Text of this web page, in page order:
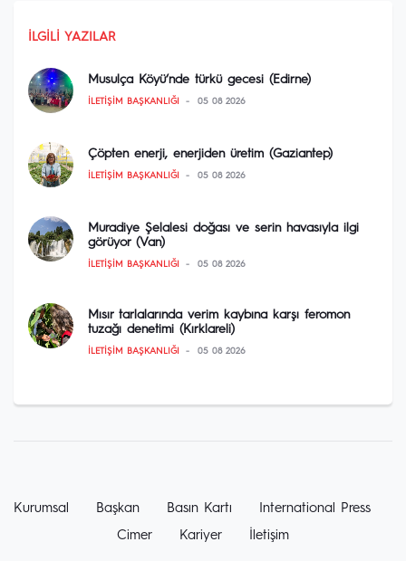
İLGILI YAZILAR
Musulça Köyü‘nde türkü gecesi (Edirne)
İLETIŞIM BAŞKANLIĞI 05 08 2026
Çöpten enerji, enerjiden üretim (Gaziantep)
İLETIŞIM BAŞKANLIĞI 05 08 2026
Muradiye Şelalesi doğası ve serin havasıyla ilgi
görüyor (Van)
İLETIŞIM BAŞKANLIĞI 05 08 2026
Mısır tarlalarında verim kaybına karşı feromon
tuzağı denetimi (Kırklareli)
İLETIŞIM BAŞKANLIĞI 05 08 2026
Kurumsal Başkan Basın Kartı
International Press
Cimer
Kariyer İletişim